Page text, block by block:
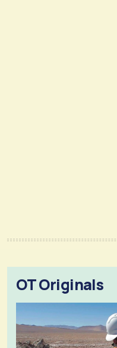
OT Originals